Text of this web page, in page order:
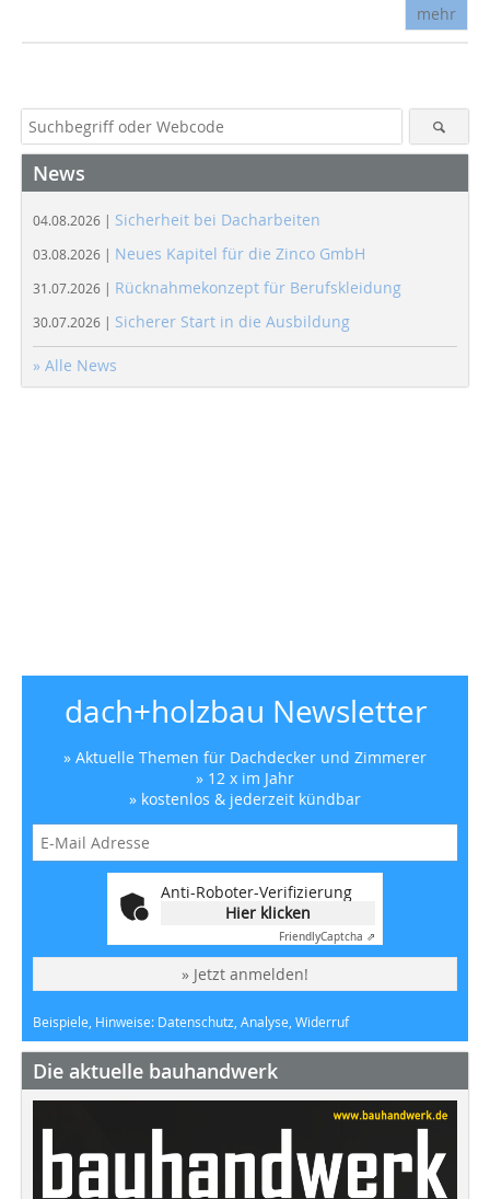
mehr
News
04.08.2026 | Sicherheit bei Dacharbeiten
03.08.2026 | Neues Kapitel für die Zinco GmbH
31.07.2026 | Rücknahmekonzept für Berufskleidung
30.07.2026 | Sicherer Start in die Ausbildung
» Alle News
dach+holzbau Newsletter
» Aktuelle Themen für Dachdecker und Zimmerer
» 12 x im Jahr
» kostenlos & jederzeit kündbar
Anti-Roboter-Verifizierung
Hier klicken
FriendlyCaptcha ⇗
» Jetzt anmelden!
Beispiele, Hinweise: Datenschutz, Analyse, Widerruf
Die aktuelle bauhandwerk